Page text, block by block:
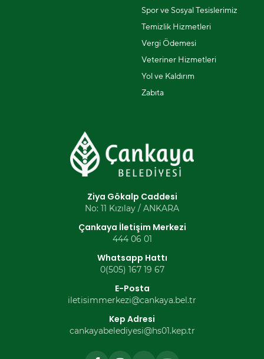
Spor ve Sosyal Tesislerimiz
Temizlik Hizmetleri
Vergi Ödemesi
Veteriner Hizmetleri
Yol ve Kaldırım
Zabıta
Ziya Gökalp Caddesi
No: 11 Kızılay / ANKARA
Çankaya İletişim Merkezi
444 06 01
Whatsapp Hattı
0(505) 167 19 67
E-Posta
iletisimmerkezi@cankaya.bel.tr
Kep Adresi
cankayabelediyesi@hs01.kep.tr